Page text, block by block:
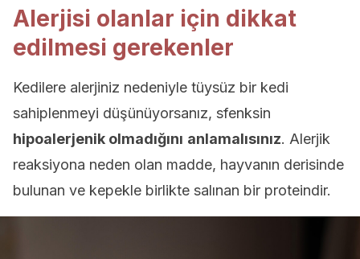
Alerjisi olanlar için dikkat
edilmesi gerekenler
Kedilere alerjiniz nedeniyle tüysüz bir kedi
sahiplenmeyi düşünüyorsanız, sfenksin
hipoalerjenik olmadığını anlamalısınız. Alerjik
reaksiyona neden olan madde, hayvanın derisinde
bulunan ve kepekle birlikte salınan bir proteindir.